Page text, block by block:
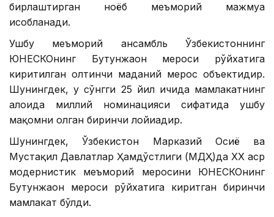
бирлаштирган ноёб меъморий мажмуа
ҳисобланади.
Ушбу меъморий ансамбль Ўзбекистоннинг
ЮНEСКОнинг Бутунжаҳон мероси рўйхатига
киритилган олтинчи маданий мерос объектидир.
Шунингдек, у сўнгги 25 йил ичида мамлакатнинг
алоҳида миллий номинацияси сифатида ушбу
мақомни олган биринчи лойиҳадир.
Шунингдек, Ўзбекистон Марказий Осиё ва
Мустақил Давлатлар Ҳамдўстлиги (МДҲ)да ХХ аср
модернистик меъморий меросини ЮНEСКОнинг
Бутунжаҳон мероси рўйхатига киритган биринчи
мамлакат бўлди.